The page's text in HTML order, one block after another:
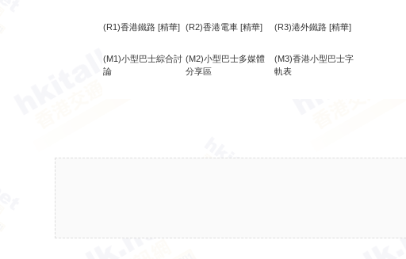
(R1)香港鐵路 [精華] (R2)香港電車 [精華] (R3)港外鐵路 [精華]
(M1)小型巴士綜合討
論
(M2)小型巴士多媒體
分享區
(M3)香港小型巴士字
軌表